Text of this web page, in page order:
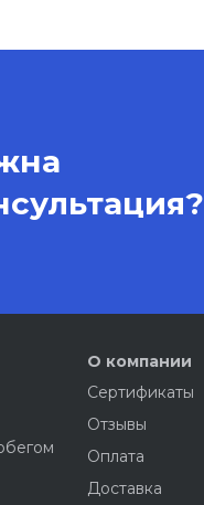
О компании
Сертификаты
Отзывы
Оплата
Доставка